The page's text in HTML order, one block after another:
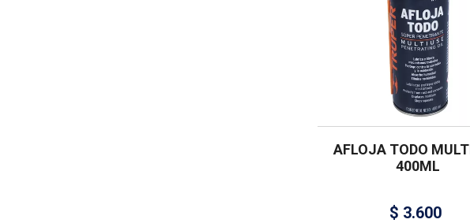
AFLOJA TODO
400ML
$ 3.600